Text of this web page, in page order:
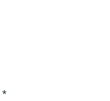
*